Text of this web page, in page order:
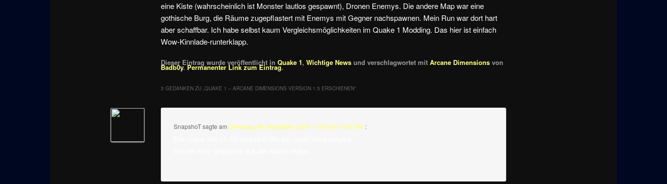
eine Kiste (wahrscheinlich ist Monster lautlos gespawnt), Dronen Enemys. Die andere Map war eine
gothische Burg, die Räume zugepflastert mit Enemys mit Gegner nachspawnen. Mein Run war dort hart
aber schaffbar. Ich habe selbst kaum Vergleichsmöglichkeiten im Quake 1 Modding. Das hier ist einfach
Wow-Kinnlade-runterklapp.
Dieser Eintrag wurde veröffentlicht inQuake 1,Wichtige News und verschlagwortet mitArcane Dimensions von
Badb0y.Permanenter Link zum Eintrag.
3 GEDANKEN ZU „QUAKE 1 – ARCANE DIMENSIONS VERSION 1.5 ERSCHIENEN“
SnapshoTsagte am Dienstag, 06 Dezember 2016 - 7:43 um 7:43 Uhr :